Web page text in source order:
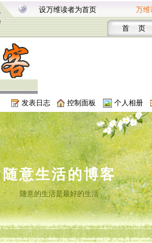
设万维读者为首页 万维
首 页
发表日志 控制面板 个人相册
随意生活的博客
随意的生活是最好的生活